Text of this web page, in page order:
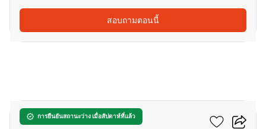
สอบถามตอนนี้
การยืนยันสถานะว่าง เมื่อสัปดาห์ที่แล้ว
ชีวาทัย เพชรเกษม 27